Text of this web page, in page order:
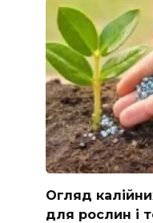
Огляд
для рослин і